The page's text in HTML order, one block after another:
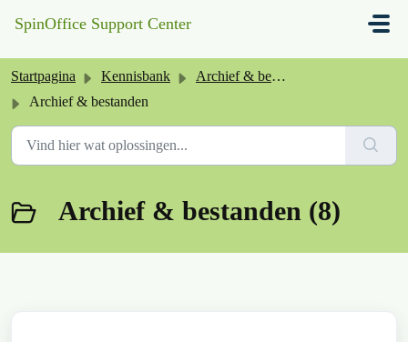
SpinOffice Support Center
Startpagina Kennisbank
Archief & bestanden
Archief & bestanden
Archief & bestanden (8)